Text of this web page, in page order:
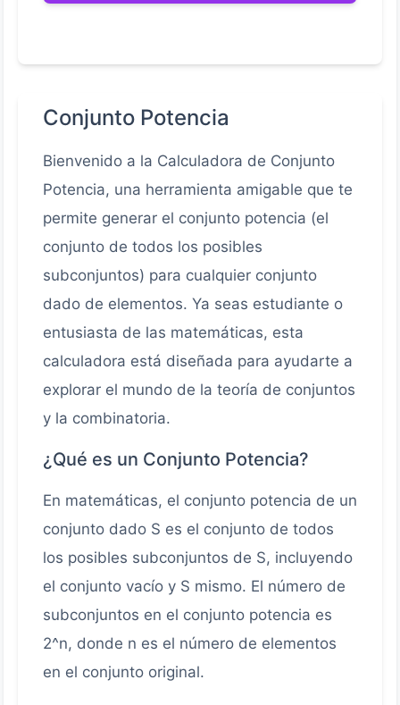
Conjunto Potencia
Bienvenido a la Calculadora de Conjunto
Potencia, una herramienta amigable que te
permite generar el conjunto potencia (el
conjunto de todos los posibles
subconjuntos) para cualquier conjunto
dado de elementos. Ya seas estudiante o
entusiasta de las matemáticas, esta
calculadora está diseñada para ayudarte a
explorar el mundo de la teoría de conjuntos
y la combinatoria.
¿Qué es un Conjunto Potencia?
En matemáticas, el conjunto potencia de un
conjunto dado S es el conjunto de todos
los posibles subconjuntos de S, incluyendo
el conjunto vacío y S mismo. El número de
subconjuntos en el conjunto potencia es
2^n, donde n es el número de elementos
en el conjunto original.